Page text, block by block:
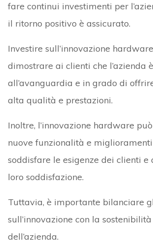
fare continui investimenti per
il ritorno positivo è assicurato.
Investire sull’innovazione
dimostrare ai clienti che l’azienda è
all’avanguardia e in grado di
alta qualità e prestazioni.
Inoltre, l’innovazione hardware
nuove funzionalità e miglioramenti
soddisfare le esigenze dei clienti e
loro soddisfazione.
Tuttavia, è importante bilanciare
sull’innovazione con la
dell’azienda.